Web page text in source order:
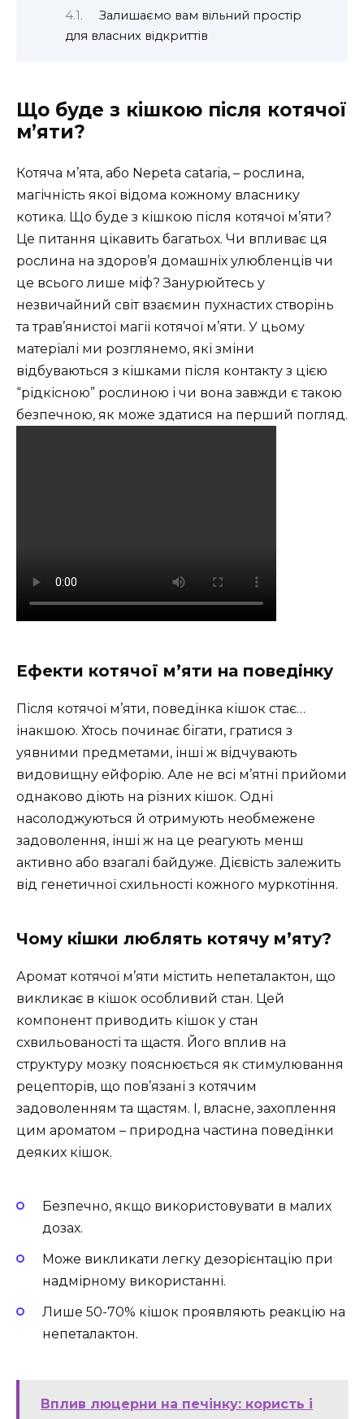
Залишаємо вам вільний простір
для власних відкриттів
Що буде з кішкою після котячої
м’яти?
Котяча м’ята, або Nepeta cataria, – рослина,
магічність якої відома кожному власнику
котика. Що буде з кішкою після котячої м’яти?
Це питання цікавить багатьох. Чи впливає ця
рослина на здоров’я домашніх улюбленців чи
це всього лише міф? Занурюйтесь у
незвичайний світ взаємин пухнастих створінь
та трав’янистої магії котячої м’яти. У цьому
матеріалі ми розглянемо, які зміни
відбуваються з кішками після контакту з цією
“рідкісною” рослиною і чи вона завжди є такою
безпечною, як може здатися на перший погляд.
Ефекти котячої м’яти на поведінку
Після котячої м’яти, поведінка кішок стає…
інакшою. Хтось починає бігати, гратися з
уявними предметами, інші ж відчувають
видовищну ейфорію. Але не всі м’ятні прийоми
однаково діють на різних кішок. Одні
насолоджуються й отримують необмежене
задоволення, інші ж на це реагують менш
активно або взагалі байдуже. Дієвість залежить
від генетичної схильності кожного муркотіння.
Чому кішки люблять котячу м’яту?
Аромат котячої м’яти містить непеталактон, що
викликає в кішок особливий стан. Цей
компонент приводить кішок у стан
схвильованості та щастя. Його вплив на
структуру мозку пояснюється як стимулювання
рецепторів, що пов’язані з котячим
задоволенням та щастям. І, власне, захоплення
цим ароматом – природна частина поведінки
деяких кішок.
Безпечно, якщо використовувати в малих
дозах.
Може викликати легку дезорієнтацію при
надмірному використанні.
Лише 50-70% кішок проявляють реакцію на
непеталактон.
Вплив люцерни на печінку: користь і